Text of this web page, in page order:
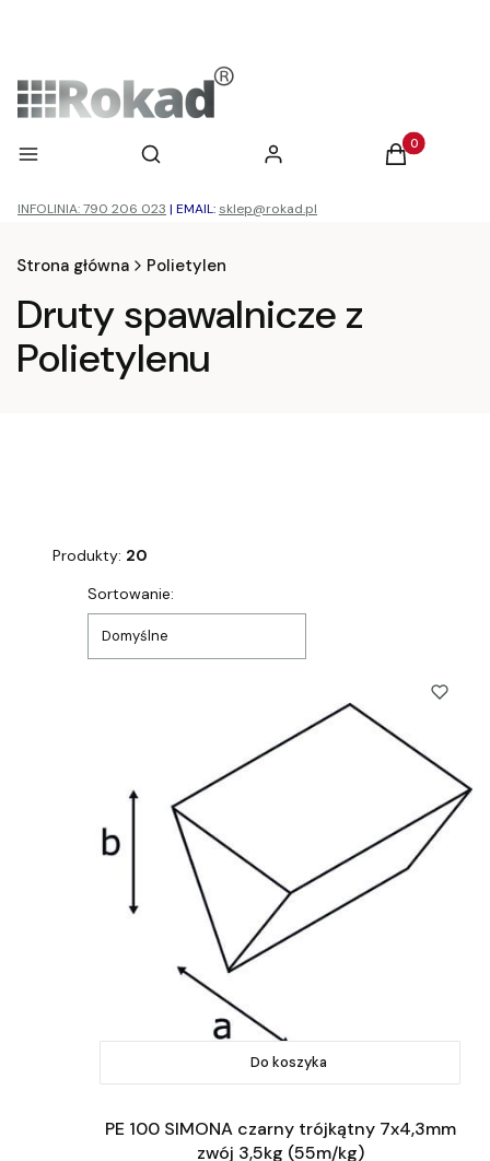
Menu Otwórz wyszukiwarkę
Szukaj Zaloguj się Produkty w
Koszyk
INFOLINIA: 790 206 023 | EMAIL: sklep@rokad.pl
Strona główna Polietylen
Druty spawalnicze z
Polietylenu
Produkty: 20
Lista produktów
Sortowanie:
Domyślne
Do koszyka
PE 100 SIMONA czarny trójkątny 7x4,3mm
zwój 3,5kg (55m/kg)